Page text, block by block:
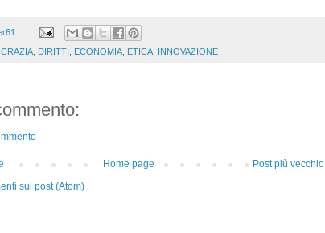
DIRITTI ECONOMIA ETICA INNOVAZIONE
Post più vecchio
Home page
sul post (Atom)